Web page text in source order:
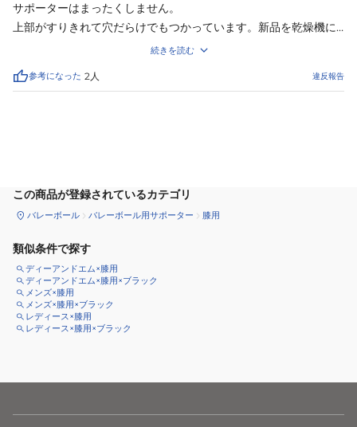
サポーターはまったくしません。
上部がすりきれて穴だらけでもつかっています。新品を乾燥機に
かけしまったら、スポンジ（？）部分がずれて変形しました。な
続きを読む
参考になった 2人 違反報告
この商品が登録されているカテゴリ
バレーボール バレーボール用サポーター 膝用
類似条件で探す
ディーアンドエム×膝用
ディーアンドエム×膝用×ブラック
メンズ×膝用
メンズ×膝用×ブラック
レディース×膝用
レディース×膝用×ブラック